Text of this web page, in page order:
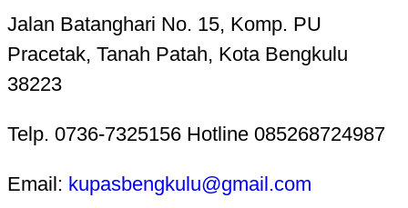
Jalan Batanghari No. 15, Komp. PU
Pracetak, Tanah Patah, Kota Bengkulu
38223
Telp. 0736-7325156 Hotline 085268724987
Email: kupasbengkulu@gmail.com